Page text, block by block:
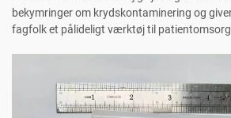
bekymringer om krydskontaminering og
fagfolk et pålideligt værktøj til